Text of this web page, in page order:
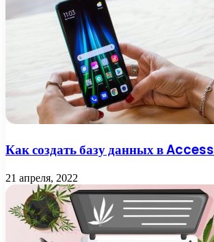
Как создать базу данных в Access
21 апреля, 2022